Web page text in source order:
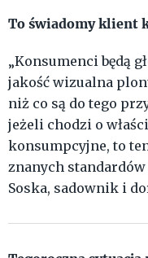
To świadomy klient
„Konsumenci będą
jakość wizualna
niż co są do tego
jeżeli chodzi o
konsumpcyjne, to
znanych
Soska, sadownik i